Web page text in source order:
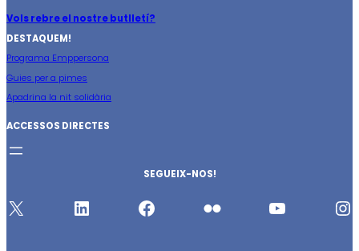
Vols rebre el nostre butlletí?
DESTAQUEM!
Programa Emppersona
Guies per a pimes
Apadrina la nit solidària
ACCESSOS DIRECTES
SEGUEIX-NOS!
X https://www.linkedin.com/company/396573 http://www.facebook.com/pages/PIMEC/104006870655 http://www.flickr.com/photos/pimec http://www.youtube.com/user/PIMECBCN https://www.instagram.com/pimecpatronal/